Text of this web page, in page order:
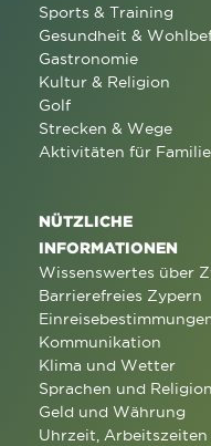
Sports & Training
Gesundheit &
Gastronomie
Kultur & Religion
Golf
Strecken & Wege
Aktivitäten für
NÜTZLICHE
INFORMATIONEN
Wissenswertes über
Barrierefreies Zypern
Kommunikation
Klima und Wetter
Sprachen und
Geld und Währung
Uhrzeit, Arbeitszeiten